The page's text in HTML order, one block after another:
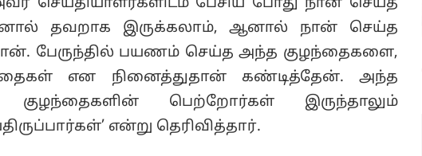
செய்தியாளர்களிடம் பேசிய போது நான் செய்த
தவறாக இருக்கலாம், ஆனால் நான் செய்த
பேருந்தில் பயணம் செய்த அந்த குழந்தைகளை,
என நினைத்துதான் கண்டித்தேன். அந்த
பெற்றோர்கள் இருந்தாலும்
என்று தெரிவித்தார்.